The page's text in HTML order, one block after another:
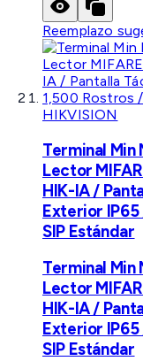
Reemplazo
HIKVISION
Terminal Min
Lector
HIK-IA /
Exterior
SIP Estándar
Terminal Min
Lector
HIK-IA /
Exterior
SIP Estándar